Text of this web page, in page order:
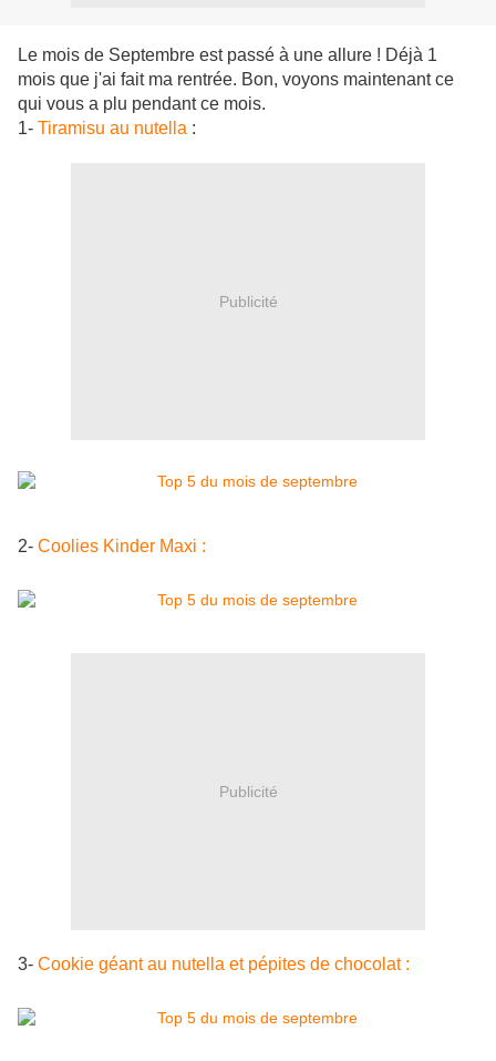
Le mois de Septembre est passé à une allure ! Déjà 1
mois que j'ai fait ma rentrée. Bon, voyons maintenant ce
qui vous a plu pendant ce mois.
1- Tiramisu au nutella :
Publicité
2- Coolies Kinder Maxi :
Publicité
3- Cookie géant au nutella et pépites de chocolat :